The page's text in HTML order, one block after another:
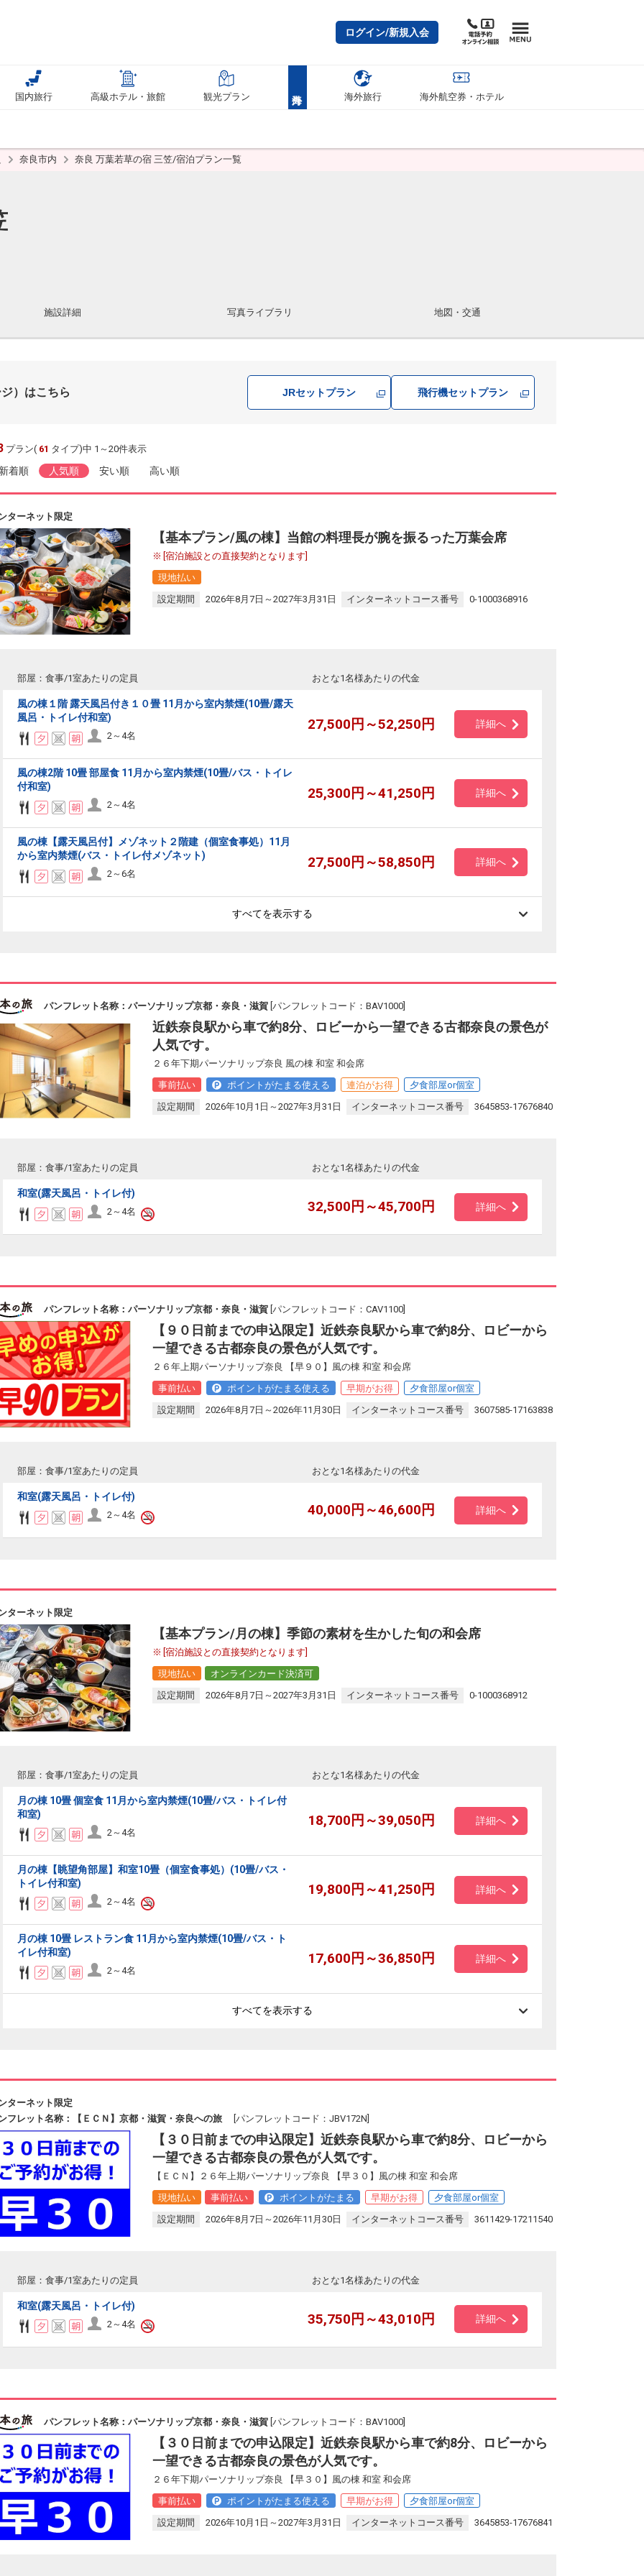
ログイン/新規入会
国内旅行 高級ホテル・旅館 観光プラン 海外旅行 海外航空券・ホテル
奈良市内 奈良 万葉若草の宿 三笠/宿泊プラン一覧
施設詳細 写真ライブラリ 地図・交通
）はこちら JRセットプラン 飛行機セットプラン
プラン( 61 タイプ)中 1～20件表示
着順 人気順 安い順 高い順
ターネット限定
【基本プラン/風の棟】当館の料理長が腕を振るった万葉会席
[宿泊施設との直接契約となります]
現地払い
設定期間
2026年8月7日～2027年3月31日 インターネットコース番号 0-1000368916
部屋：食事/1室あたりの定員 おとな1名様あたりの代金
風の棟１階 露天風呂付き１０畳 11月から室内禁煙(10畳/露天
風呂・トイレ付和室)
2～4名
27,500円～52,250円 詳細へ
風の棟2階 10畳 部屋食 11月から室内禁煙(10畳/バス・トイレ
付和室)
2～4名
25,300円～41,250円 詳細へ
風の棟【露天風呂付】メゾネット２階建（個室食事処）11月
から室内禁煙(バス・トイレ付メゾネット)
2～6名
27,500円～58,850円 詳細へ
すべてを表示する
パンフレット名称：パーソナリップ京都・奈良・滋賀 [パンフレットコード：BAV1000]
近鉄奈良駅から車で約8分、ロビーから一望できる古都奈良の景色が
人気です。
２６年下期パーソナリップ奈良 風の棟 和室 和会席
事前払い
ポイントがたまる使える 連泊がお得
夕食部屋or個室
設定期間
2026年10月1日～2027年3月31日 インターネットコース番号 3645853-17676840
部屋：食事/1室あたりの定員 おとな1名様あたりの代金
和室(露天風呂・トイレ付)
2～4名 32,500円～45,700円 詳細へ
パンフレット名称：パーソナリップ京都・奈良・滋賀 [パンフレットコード：CAV1100]
【９０日前までの申込限定】近鉄奈良駅から車で約8分、ロビーから
一望できる古都奈良の景色が人気です。
２６年上期パーソナリップ奈良 【早９０】風の棟 和室 和会席
事前払い
ポイントがたまる使える 早期がお得
夕食部屋or個室
設定期間
2026年8月7日～2026年11月30日 インターネットコース番号 3607585-17163838
部屋：食事/1室あたりの定員 おとな1名様あたりの代金
和室(露天風呂・トイレ付)
2～4名 40,000円～46,600円 詳細へ
ターネット限定
【基本プラン/月の棟】季節の素材を生かした旬の和会席
[宿泊施設との直接契約となります]
現地払い
オンラインカード決済可
設定期間
2026年8月7日～2027年3月31日 インターネットコース番号 0-1000368912
部屋：食事/1室あたりの定員 おとな1名様あたりの代金
月の棟 10畳 個室食 11月から室内禁煙(10畳/バス・トイレ付
和室)
2～4名
18,700円～39,050円 詳細へ
月の棟【眺望角部屋】和室10畳（個室食事処）(10畳/バス・
トイレ付和室)
2～4名
19,800円～41,250円 詳細へ
月の棟 10畳 レストラン食 11月から室内禁煙(10畳/バス・ト
イレ付和室)
2～4名
17,600円～36,850円 詳細へ
すべてを表示する
ターネット限定
フレット名称：【ＥＣＮ】京都・滋賀・奈良への旅
[パンフレットコード：JBV172N]
【３０日前までの申込限定】近鉄奈良駅から車で約8分、ロビーから
一望できる古都奈良の景色が人気です。
【ＥＣＮ】２６年上期パーソナリップ奈良 【早３０】風の棟 和室 和会席
現地払い
事前払い ポイントがたまる 早期がお得
夕食部屋or個室
設定期間
2026年8月7日～2026年11月30日 インターネットコース番号 3611429-17211540
部屋：食事/1室あたりの定員 おとな1名様あたりの代金
和室(露天風呂・トイレ付)
2～4名 35,750円～43,010円 詳細へ
パンフレット名称：パーソナリップ京都・奈良・滋賀 [パンフレットコード：BAV1000]
【３０日前までの申込限定】近鉄奈良駅から車で約8分、ロビーから
一望できる古都奈良の景色が人気です。
２６年下期パーソナリップ奈良 【早３０】風の棟 和室 和会席
事前払い
ポイントがたまる使える 早期がお得
夕食部屋or個室
設定期間
2026年10月1日～2027年3月31日 インターネットコース番号 3645853-17676841